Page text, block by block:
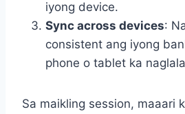
iyong device.
Sync across devices:
consistent ang iyong
phone o tablet ka
Sa maikling session, maaari